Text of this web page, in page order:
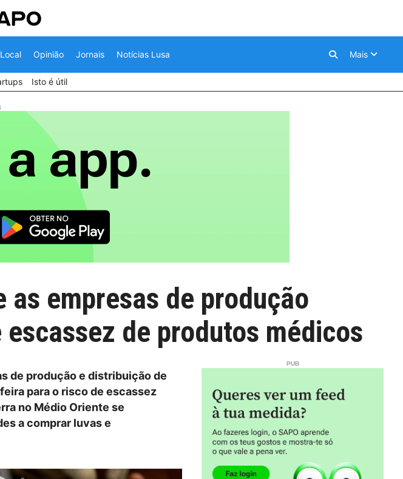
Local Opinião Jornais Notícias Lusa Mais
Isto é útil
empresas de produção
de produtos médicos
de produção e distribuição de
para o risco de escassez
no Médio Oriente se
a comprar luvas e